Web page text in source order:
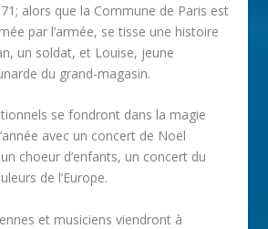
alors que la Commune de Paris est
par l’armée, se tisse une histoire
un soldat, et Louise, jeune
du grand-magasin.
se fondront dans la magie
avec un concert de Noël
choeur d’enfants, un concert du
de l’Europe.
et musiciens viendront à